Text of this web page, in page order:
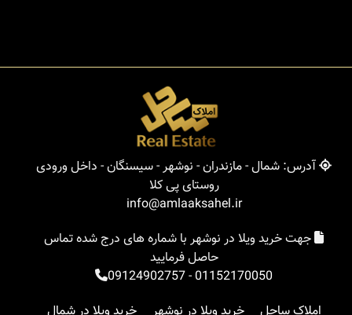
آدرس: شمال - مازندران - نوشهر - سیسنگان - داخل ورودی
روستای پی کلا
info@amlaaksahel.ir
جهت خرید ویلا در نوشهر با شماره های درج شده تماس
حاصل فرمایید
01152170050
-
09124902757